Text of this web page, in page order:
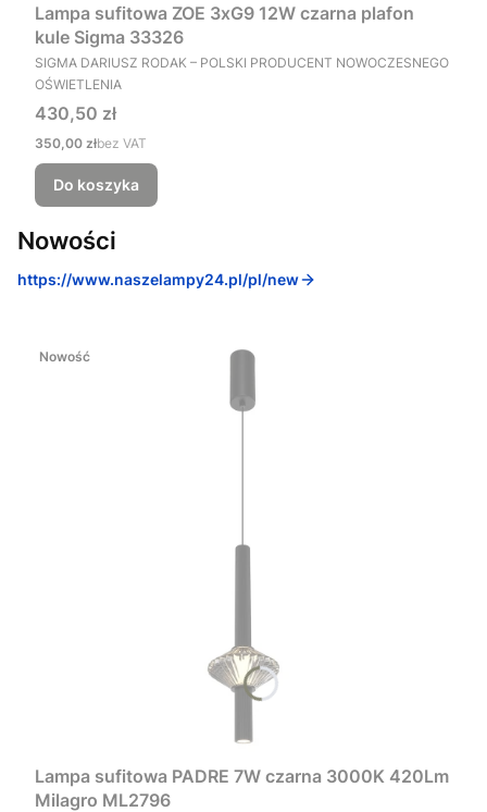
Lampa sufitowa ZOE 3xG9 12W czarna plafon
kule Sigma 33326
PRODUCENT
SIGMA DARIUSZ RODAK – POLSKI PRODUCENT NOWOCZESNEGO
OŚWIETLENIA
Cena
430,50 zł
Cena
350,00 złbez VAT
Do koszyka
Nowości
https://www.naszelampy24.pl/pl/new
Nowość
Lampa sufitowa PADRE 7W czarna 3000K 420Lm
Milagro ML2796